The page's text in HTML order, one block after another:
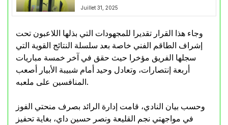
Juillet 31, 2025
وجاء هذا القرار تقديرا للمجهودات التي بذلها اللاعبون تحت
إشراف الطاقم الفني خاصة بعد سلسلة النتائج القوية التي
سجلها الفريق مؤخرا حيث حقق في آخر خمسة مباريات
أربعة إنتصارات، وتعادل وحيد أمام شبيبة الأبيار أصعب
المنافسين على ملعبه.
وحسب بيان النادي، قامت إدارة الرائد بصرف منحتي الفوز
في مواجهتي نجم القليعة ونصر حسين داي، بغاية تحفيز